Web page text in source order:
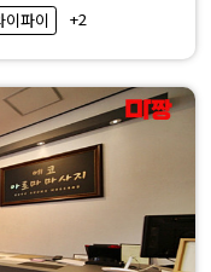
이파이 +2